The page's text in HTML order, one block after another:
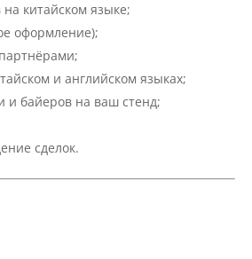
китайском языке;
оформление);
и английском языках;
и байеров на ваш стенд;
сделок.